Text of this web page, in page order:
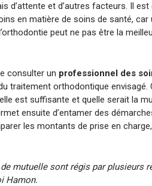
d’attente et d’autres facteurs. Il
en matière de soins de santé,
peut ne pas être la
consulter un professionnel des
traitement orthodontique envisagé.
est suffisante et quelle serait la
ensuite d’entamer des
les montants de prise en
mutuelle sont régis par plusieurs
Hamon.